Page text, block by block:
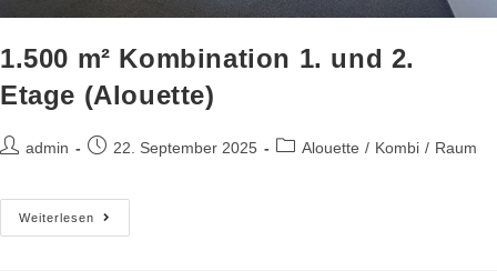
1.500 m² Kombination 1. und 2.
Etage (Alouette)
admin 22. September 2025 Alouette / Kombi / Raum
Weiterlesen